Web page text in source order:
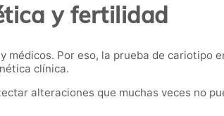
y fertilidad
Por eso, la prueba de cariotipo
clínica.
alteraciones que muchas veces no